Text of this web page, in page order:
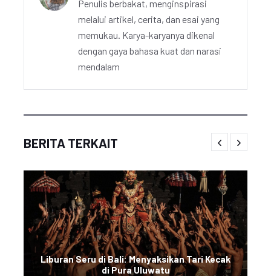
Penulis berbakat, menginspirasi
melalui artikel, cerita, dan esai yang
memukau. Karya-karyanya dikenal
dengan gaya bahasa kuat dan narasi
mendalam
BERITA TERKAIT
Liburan Seru di Bali: Menyaksikan Tari Kecak
di Pura Uluwatu